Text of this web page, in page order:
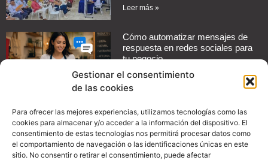
Gestionar el consentimiento
de las cookies
Para ofrecer las mejores experiencias, utilizamos tecnologías como las
cookies para almacenar y/o acceder a la información del dispositivo. El
consentimiento de estas tecnologías nos permitirá procesar datos como
el comportamiento de navegación o las identificaciones únicas en este
sitio. No consentir o retirar el consentimiento, puede afectar
Leer más »
Cómo automatizar mensajes de
respuesta en redes sociales para
tu negocio
Leer más »
promociones en Instagram para
aumentar las ventas de tu
comercio
Leer más »